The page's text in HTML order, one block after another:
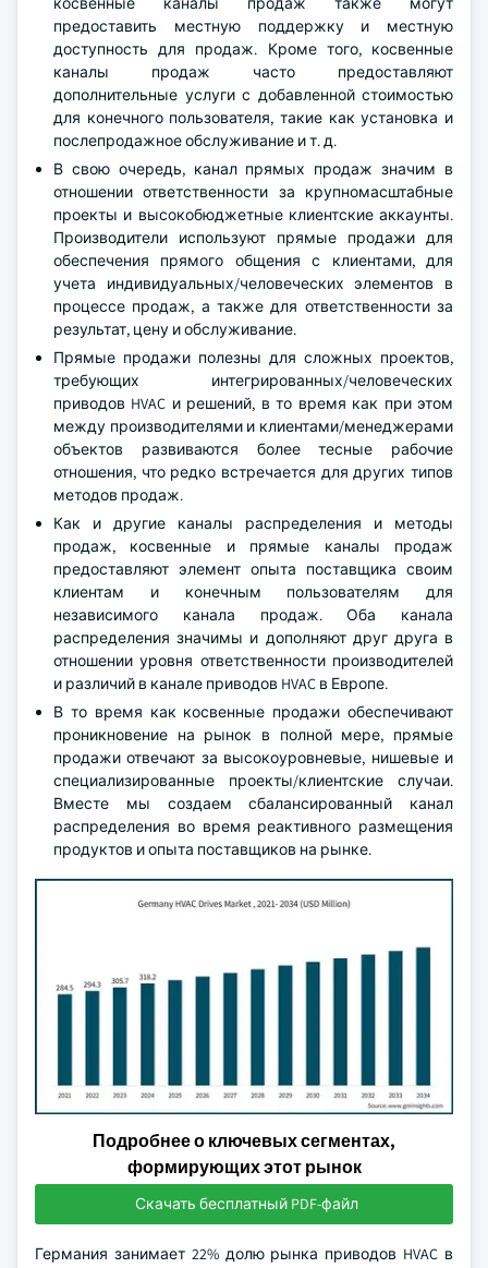
предоставить местную поддержку и местную
доступность для продаж. Кроме того, косвенные
каналы продаж часто предоставляют
дополнительные услуги с добавленной стоимостью
для конечного пользователя, такие как установка и
послепродажное обслуживание и т. д.
В свою очередь, канал прямых продаж значим в
отношении ответственности за крупномасштабные
проекты и высокобюджетные клиентские аккаунты.
Производители используют прямые продажи для
обеспечения прямого общения с клиентами, для
учета индивидуальных/человеческих элементов в
процессе продаж, а также для ответственности за
результат, цену и обслуживание.
Прямые продажи полезны для сложных проектов,
требующих интегрированных/человеческих
приводов HVAC и решений, в то время как при этом
между производителями и клиентами/менеджерами
объектов развиваются более тесные рабочие
отношения, что редко встречается для других типов
методов продаж.
Как и другие каналы распределения и методы
продаж, косвенные и прямые каналы продаж
предоставляют элемент опыта поставщика своим
клиентам и конечным пользователям для
независимого канала продаж. Оба канала
распределения значимы и дополняют друг друга в
отношении уровня ответственности производителей
и различий в канале приводов HVAC в Европе.
В то время как косвенные продажи обеспечивают
проникновение на рынок в полной мере, прямые
продажи отвечают за высокоуровневые, нишевые и
специализированные проекты/клиентские случаи.
Вместе мы создаем сбалансированный канал
распределения во время реактивного размещения
продуктов и опыта поставщиков на рынке.
Подробнее о ключевых сегментах,
формирующих этот рынок
Скачать бесплатный PDF-файл
Германия занимает 22% долю рынка приводов HVAC в